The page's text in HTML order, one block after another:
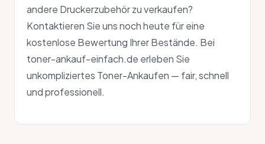
andere Druckerzubehör zu verkaufen?
Kontaktieren Sie uns noch heute für eine
kostenlose Bewertung Ihrer Bestände. Bei
toner-ankauf-einfach.de erleben Sie
unkompliziertes Toner-Ankaufen — fair, schnell
und professionell.